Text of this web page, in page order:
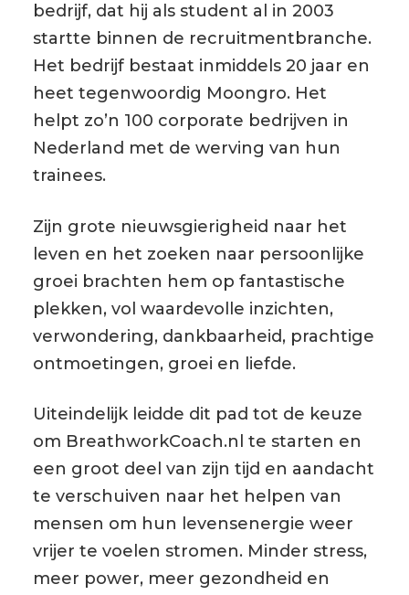
bedrijf, dat hij als student al in 2003
startte binnen de recruitmentbranche.
Het bedrijf bestaat inmiddels 20 jaar en
heet tegenwoordig Moongro. Het
helpt zo’n 100 corporate bedrijven in
Nederland met de werving van hun
trainees.
Zijn grote nieuwsgierigheid naar het
leven en het zoeken naar persoonlijke
groei brachten hem op fantastische
plekken, vol waardevolle inzichten,
verwondering, dankbaarheid, prachtige
ontmoetingen, groei en liefde.
Uiteindelijk leidde dit pad tot de keuze
om BreathworkCoach.nl te starten en
een groot deel van zijn tijd en aandacht
te verschuiven naar het helpen van
mensen om hun levensenergie weer
vrijer te voelen stromen. Minder stress,
meer power, meer gezondheid en